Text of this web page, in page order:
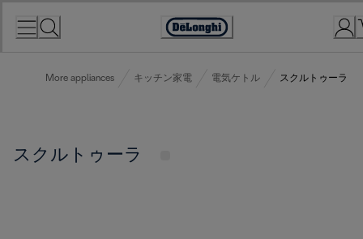
Accessibility
More appliances キッチン家電 電気ケトル スクルトゥーラ
スクルトゥーラ